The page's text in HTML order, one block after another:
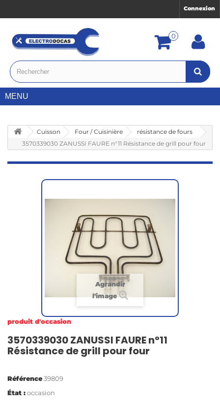
Connexion
0
MENU
Cuisson Four / Cuisinière
résistance de fours
3570339030 ZANUSSI FAURE n°11 Résistance de grill pour four
Agrandir
l'image
produit d'occasion
3570339030 ZANUSSI FAURE n°11
Résistance de grill pour four
Référence39809
État :occasion